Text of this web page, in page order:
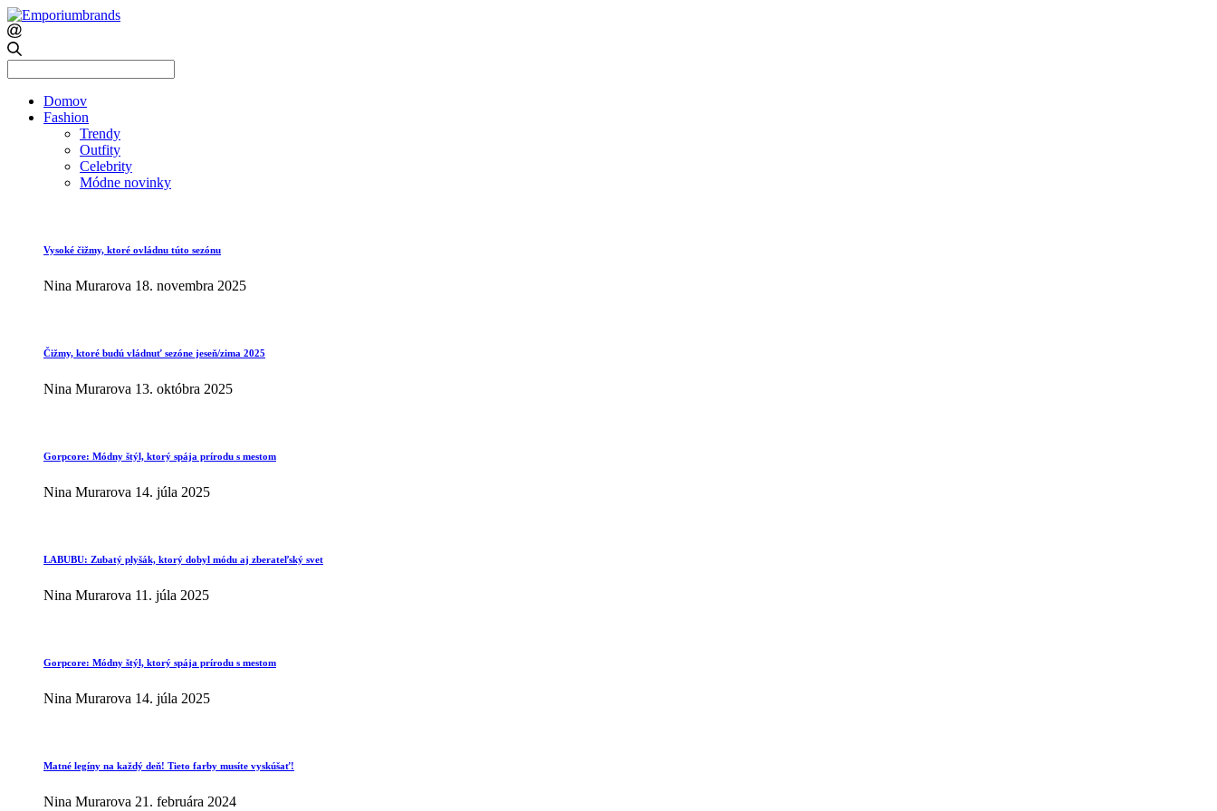
for:
Domov
Fashion
Trendy
Outfity
Celebrity
Módne novinky
Vysoké čižmy, ktoré ovládnu túto sezónu
Nina Murarova 18. novembra 2025
Čižmy, ktoré budú vládnuť sezóne jeseň/zima 2025
Nina Murarova 13. októbra 2025
Gorpcore: Módny štýl, ktorý spája prírodu s mestom
Nina Murarova 14. júla 2025
LABUBU: Zubatý plyšák, ktorý dobyl módu aj zberateľský svet
Nina Murarova 11. júla 2025
Gorpcore: Módny štýl, ktorý spája prírodu s mestom
Nina Murarova 14. júla 2025
Matné legíny na každý deň! Tieto farby musíte vyskúšať!
Nina Murarova 21. februára 2024